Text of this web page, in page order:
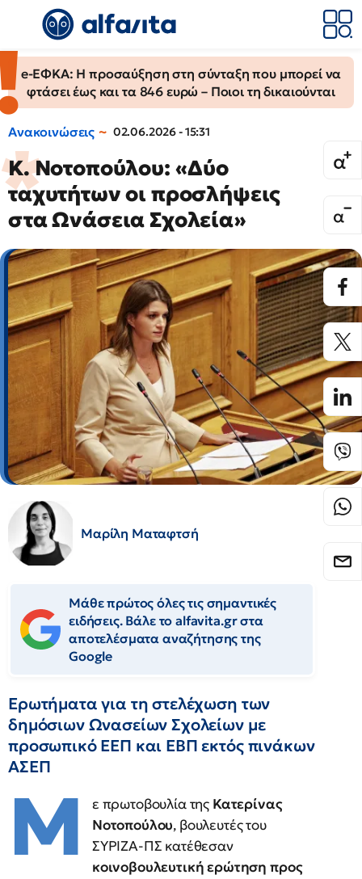
e-ΕΦΚΑ: Η προσαύξηση στη σύνταξη που μπορεί να
φτάσει έως και τα 846 ευρώ – Ποιοι τη δικαιούνται
Ανακοινώσεις 02.06.2026 - 15:31
Κ. Νοτοπούλου: «Δύο
ταχυτήτων οι προσλήψεις
στα Ωνάσεια Σχολεία»
Μαρίλη Ματαφτσή
Μάθε πρώτος όλες τις σημαντικές
ειδήσεις. Βάλε το alfavita.gr στα
αποτελέσματα αναζήτησης της
Google
Ερωτήματα για τη στελέχωση των
δημόσιων Ωνασείων Σχολείων με
προσωπικό ΕΕΠ και ΕΒΠ εκτός πινάκων
ΑΣΕΠ
Μ ε πρωτοβουλία της Κατερίνας
Νοτοπούλου, βουλευτές του
ΣΥΡΙΖΑ-ΠΣ κατέθεσαν
κοινοβουλευτική ερώτηση προς